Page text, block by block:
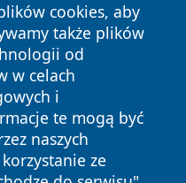
cookies, aby
także plików
od
w celach
i
te mogą być
naszych
ze
prawa
Polityka